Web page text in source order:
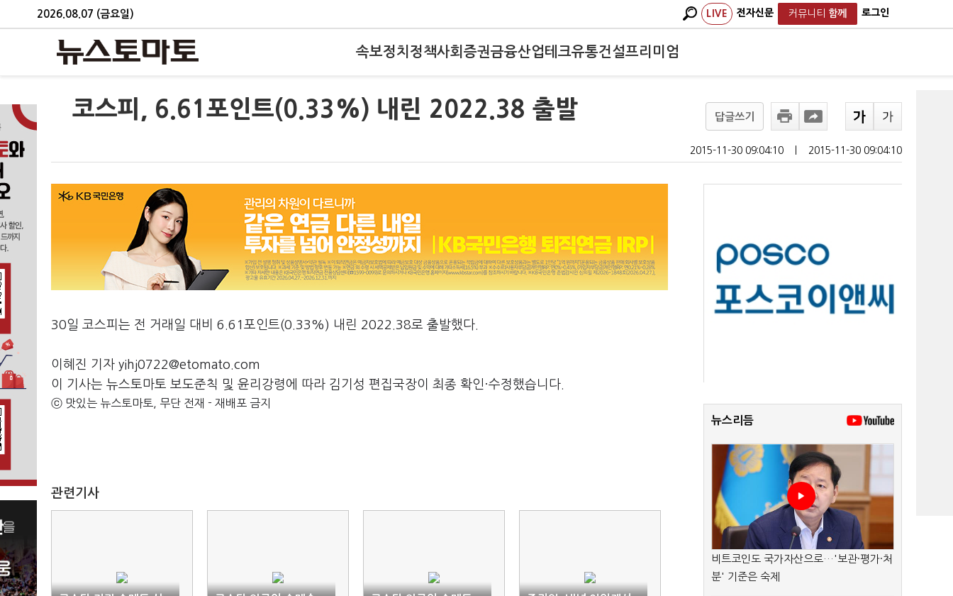
2026.08.07 (금요일) LIVE 전자신문 커뮤니티 함께 로그인
속보정치 정책사회 증권금융산업테크유통건설프리미엄
코스피, 6.61포인트(0.33%) 내린 2022.38 출발 답글쓰기
2015-11-30 09:04:10 2015-11-30 09:04:10
30일 코스피는 전 거래일 대비 6.61포인트(0.33%) 내린 2022.38로 출발했다.
이혜진 기자 yihj0722@etomato.com
이 기사는 뉴스토마토 보도준칙 및 윤리강령에 따라 김기성 편집국장이 최종 확인·수정했습니다.
ⓒ 맛있는 뉴스토마토, 무단 전재 - 재배포 금지
관련기사
뉴스리듬
비트코인도 국가자산으로…'보관·평가·처
분' 기준은 숙제